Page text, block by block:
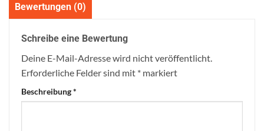
Bewertungen (0)
Schreibe eine Bewertung
Deine E-Mail-Adresse wird nicht veröffentlicht.
Erforderliche Felder sind mit * markiert
Beschreibung*